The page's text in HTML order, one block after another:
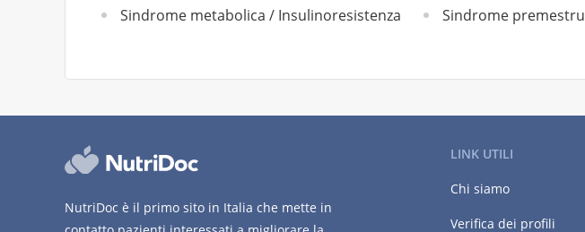
Sindrome metabolica / Insulinoresistenza
Sindrome
NutriDoc è il primo sito in Italia che mette in
LINK UTILI
Chi siamo
Verifica dei profili